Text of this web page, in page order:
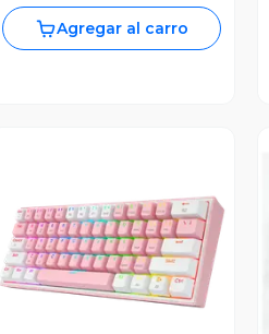
Agregar al carro
Vista Previa